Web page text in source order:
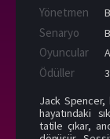
Yönetmen
Senaryo
Oyuncular
Ödüller
Jack Spencer,
hayatındaki
tatile çıkar,